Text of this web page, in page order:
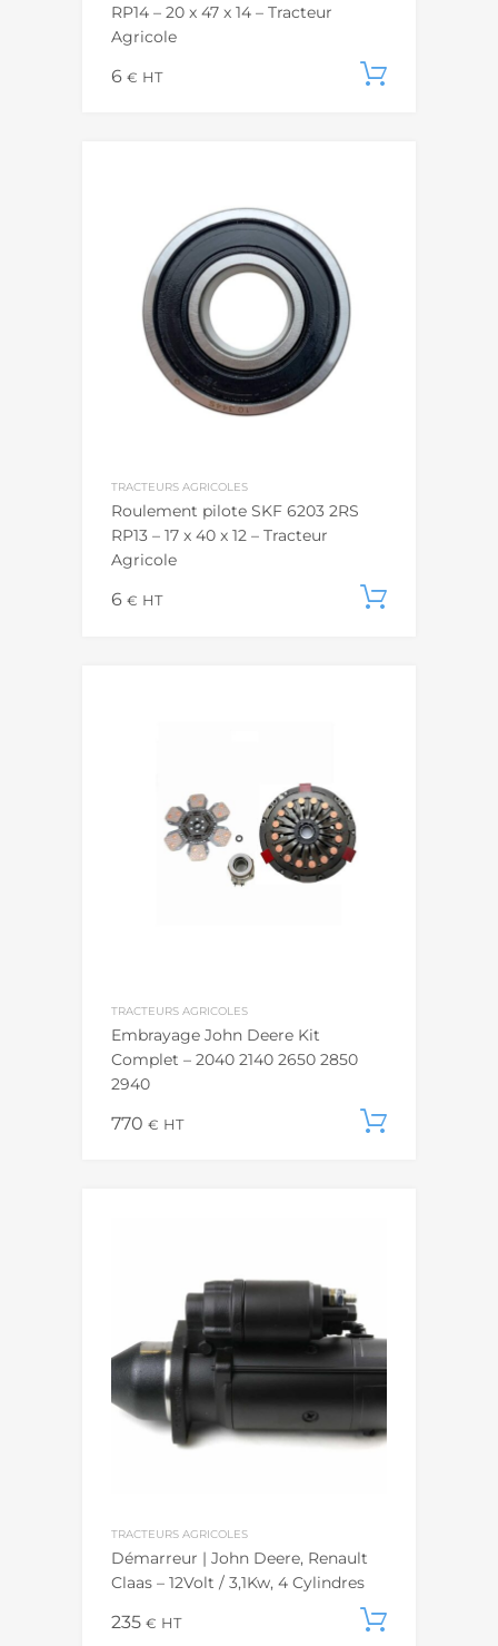
RP14 – 20 x 47 x 14 – Tracteur
Agricole
6 € HT
TRACTEURS AGRICOLES
Roulement pilote SKF 6203 2RS
RP13 – 17 x 40 x 12 – Tracteur
Agricole
6 € HT
TRACTEURS AGRICOLES
Embrayage John Deere Kit
Complet – 2040 2140 2650 2850
2940
770 € HT
TRACTEURS AGRICOLES
Démarreur | John Deere, Renault
Claas – 12Volt / 3,1Kw, 4 Cylindres
235 € HT